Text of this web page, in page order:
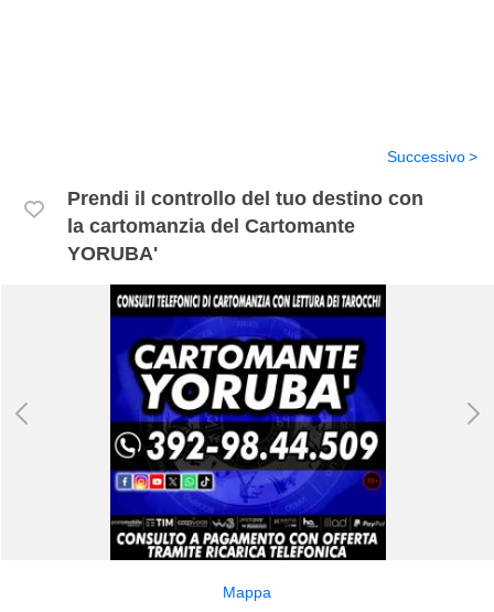
Prendi il controllo del tuo destino con
la cartomanzia del Cartomante
YORUBA'
Successivo
Mappa